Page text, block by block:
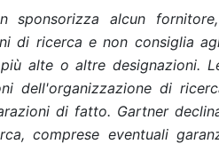
sponsorizza alcun
di ricerca e non consiglia
alte o altre designazioni.
dell'organizzazione di
di fatto. Gartner
comprese eventuali